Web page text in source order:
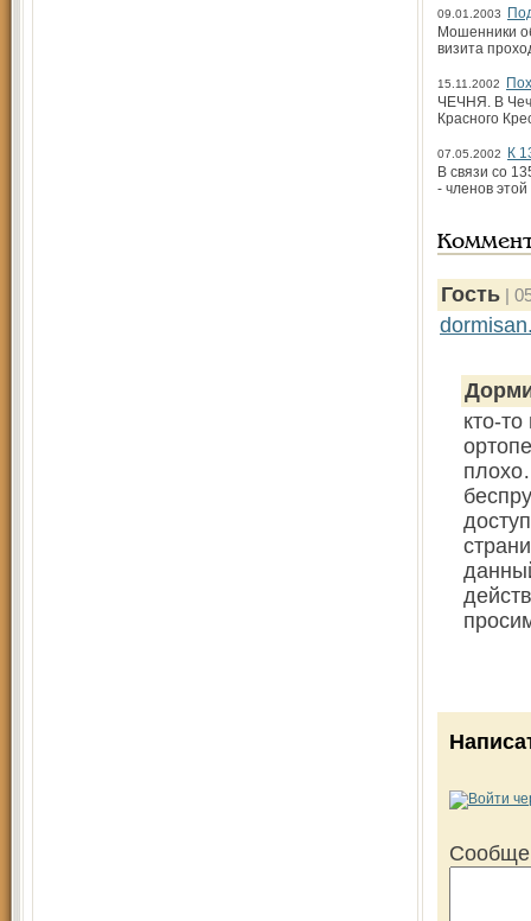
09.01.2003
Мошенники
визита
15.11.2002
ЧЕЧНЯ. В
Красного
07.05.2002
К
В связи со
- членов
Гость |
кто-